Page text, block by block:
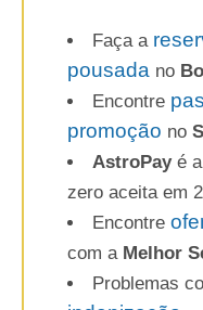
Faça a
pousada no
Encontre
promoção no
AstroPayé
zero aceita em
Encontre
com a Melhor
Problemas